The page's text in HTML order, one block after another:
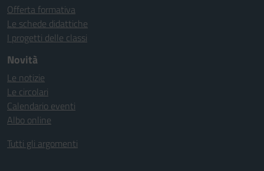
Offerta formativa
Le schede didattiche
I progetti delle classi
Novità
Le notizie
Le circolari
Calendario eventi
Albo online
Tutti gli argomenti